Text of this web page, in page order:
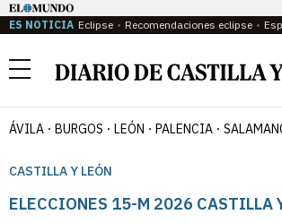
ES NOTICIA Eclipse Recomendaciones eclipse
Menú
ÁVILA BURGOS LEÓN PALENCIA
CASTILLA Y LEÓN
ELECCIONES 15-M 2026 CASTILLA